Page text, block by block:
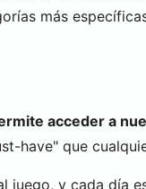
más
acceder a
have" que
y cada día